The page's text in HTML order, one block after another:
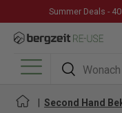
DIREKT ZUM
Summer Deals -
Suchen
Suchen
Menü
Second Hand